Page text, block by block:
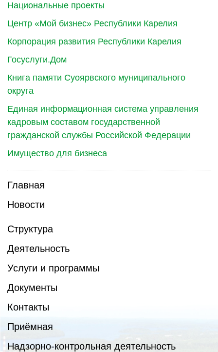
Национальные проекты
Центр «Мой бизнес» Республики Карелия
Корпорация развития Республики Карелия
Госуслуги.Дом
Книга памяти Суоярвского муниципального
округа
Единая информационная система управления
кадровым составом государственной
гражданской службы Российской Федерации
Имущество для бизнеса
Главная
Новости
Структура
Деятельность
Услуги и программы
Документы
Контакты
Приёмная
Надзорно-контрольная деятельность